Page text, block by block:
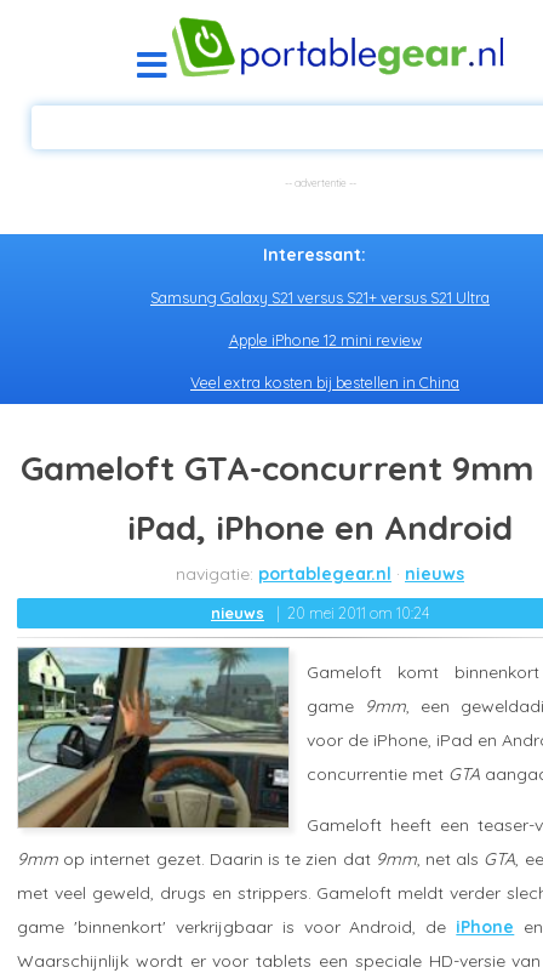
Interessant:
Samsung Galaxy S21 versus S21+ versus S21 Ultra
Apple iPhone 12 mini review
Veel extra kosten bij bestellen in China
Gameloft GTA-concurrent
iPad, iPhone en Android
portablegear.nl nieuws
nieuws 20 mei 2011 om 10:24
Gameloft komt
game
9mm , een
voor de iPhone, iPad en
concurrentie met GTA
Gameloft heeft een teaser-
9mm op internet gezet. Daarin is te zien dat 9mm, net als GTA ,
met veel geweld, drugs en strippers. Gameloft meldt verder
game 'binnenkort' verkrijgbaar is voor Android, de iPhone
Waarschijnlijk wordt er voor tablets een speciale HD-versie